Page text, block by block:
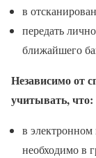
в
передать
ближайшего
Независимо от
учитывать, что:
в
необходимо в